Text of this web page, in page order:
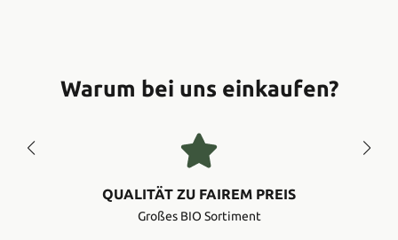
Warum bei uns einkaufen?
QUALITÄT ZU FAIREM PREIS
Großes BIO Sortiment